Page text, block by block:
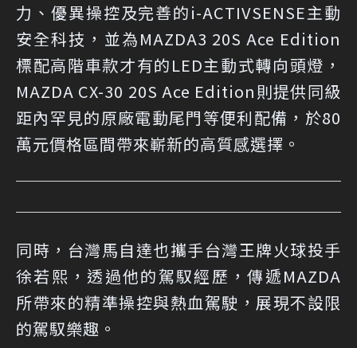
力、優異操控及完善的i-ACTIVSENSE主動
安全科技，並為MAZDA3 20S Ace Edition
標配高階車款才有的LED主動式轉向頭燈，
MAZDA CX-30 20S Ace Edition則提供同級
距內罕見的原廠電動尾門等便利配備，於80
萬元價格區間帶來嶄新的高質感選擇。
同時，台灣馬自達也攜手台灣王牌火球投手
徐若熙，透過他的駕馭經歷，傳遞MAZDA
所帶來的精準操控與熱血駕駛，展現不設限
的駕馭樂趣。